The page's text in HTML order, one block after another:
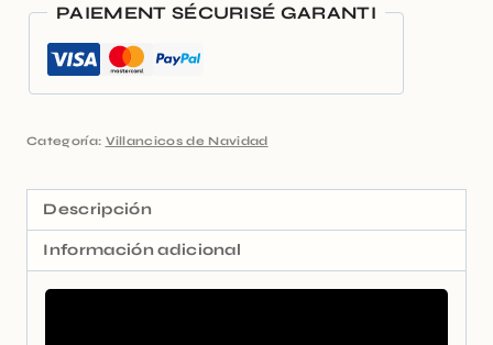
PAIEMENT SÉCURISÉ GARANTI
Categoría: Villancicos de Navidad
Descripción
Información adicional